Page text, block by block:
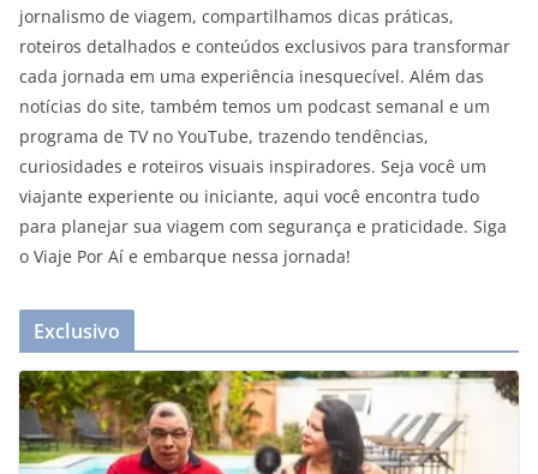
jornalismo de viagem, compartilhamos dicas práticas,
roteiros detalhados e conteúdos exclusivos para transformar
cada jornada em uma experiência inesquecível. Além das
notícias do site, também temos um podcast semanal e um
programa de TV no YouTube, trazendo tendências,
curiosidades e roteiros visuais inspiradores. Seja você um
viajante experiente ou iniciante, aqui você encontra tudo
para planejar sua viagem com segurança e praticidade. Siga
o Viaje Por Aí e embarque nessa jornada!
Exclusivo